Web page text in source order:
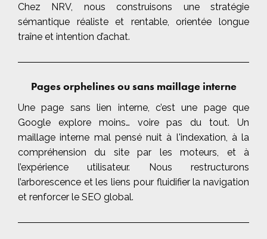
Chez NRV, nous construisons une stratégie
sémantique réaliste et rentable, orientée longue
traîne et intention d’achat.
Pages orphelines ou sans maillage interne
Une page sans lien interne, c’est une page que
Google explore moins… voire pas du tout. Un
maillage interne mal pensé nuit à l'indexation, à la
compréhension du site par les moteurs, et à
l’expérience utilisateur. Nous restructurons
l’arborescence et les liens pour fluidifier la navigation
et renforcer le SEO global.